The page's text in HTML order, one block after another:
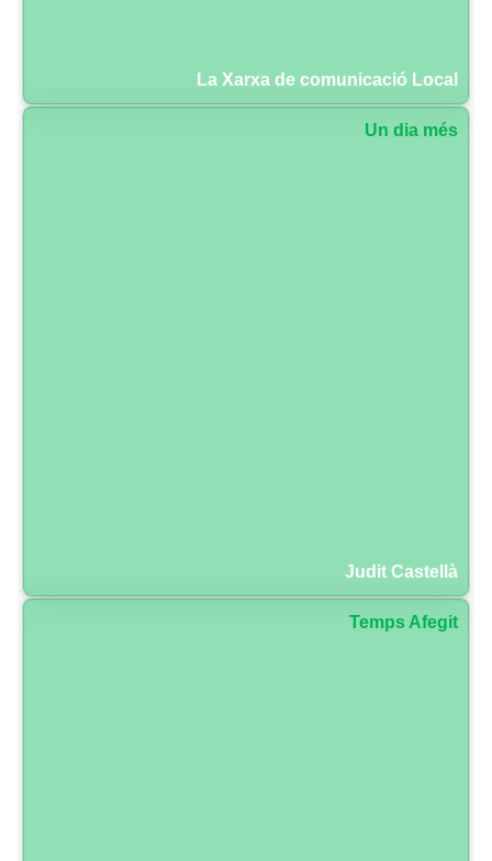
La Xarxa de comunicació Local
Un dia més
Judit Castellà
Temps Afegit